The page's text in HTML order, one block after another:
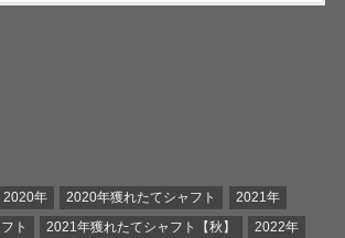
2020年 2020年獲れたてシャフト
2021年
ト
2021年獲れたてシャフト【秋】
2022年